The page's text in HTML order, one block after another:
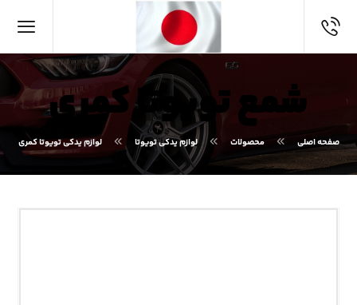
شمع تویوتا کمری
صفحه اصلی محصولات لوازم یدکی تویوتا لوازم یدکی تویوتا کمری